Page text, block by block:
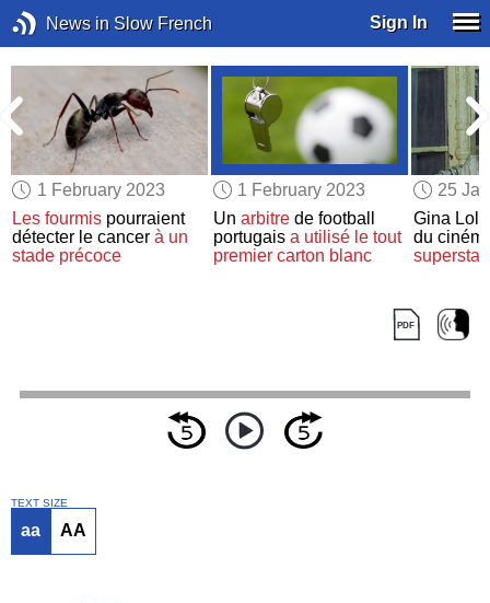
News in Slow French Sign In
1 February 2023
Les fourmis pourraient
détecter le cancerà un
stade précoce
1 February 2023
Un arbitrede football
portugais a utilisé le tout
premier carton blanc
25
Gina
du
TEXT SIZE
aa AA